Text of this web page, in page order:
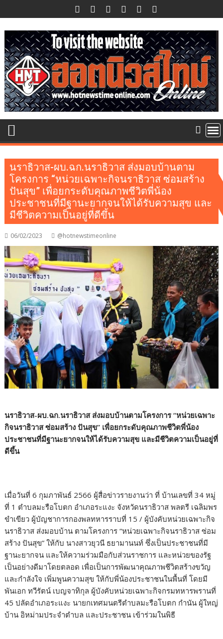
to
content
นราธิวาส-ผบ.ฉก.นราธิวาส ส่งมอบบ้านตาม
โครงการ “หน่วยเฉพาะกิจนราธิวาส ซ่อมสร้าง
ปันสุข” เพื่อยกระดับคุณภาพชีวิตพี่น้อง
ประชาชนที่มีฐานะยากจนให้ได้รับความสุข และ
มีชีวิตความเป็นอยู่ที่ดีขึ้น
06/02/2023 @hotnewstimeonline
นราธิวาส-ผบ.ฉก.นราธิวาส ส่งมอบบ้านตามโครงการ “หน่วยเฉพาะ
กิจนราธิวาส ซ่อมสร้าง ปันสุข” เพื่อยกระดับคุณภาพชีวิตพี่น้อง
ประชาชนที่มีฐานะยากจนให้ได้รับความสุข และมีชีวิตความเป็นอยู่ที่
ดีขึ้น
เมื่อวันที่ 6 กุมภาพันธ์ 2566 ผู้สื่อข่าวรายงานว่า ที่ บ้านเลขที่ 34 หมู่
ที่ 1 ตำบลมะรือโบตก อำเภอระแงะ จังหวัดนราธิวาส พลตรี เฉลิมพร
ขำเขียว ผู้บัญชาการกองพลทหารราบที่ 15 / ผู้บังคับหน่วยเฉพาะกิจ
นราธิวาส ส่งมอบบ้าน ตามโครงการ “หน่วยเฉพาะกิจนราธิวาส ซ่อม
สร้าง ปันสุข” ให้กับ นางสาวยุวนี ธยามานนท์ ซึ่งเป็นประชาชนที่มี
ฐานะยากจน และให้ความร่วมมือกับส่วนราชการ และหน่วยของรัฐ
เป็นอย่างดีมาโดยตลอด เพื่อเป็นการพัฒนาคุณภาพชีวิตสร้างขวัญ
และกำลังใจ เพิ่มพูนความสุข ให้กับพี่น้องประชาชนในพื้นที่ โดยมี
พันเอก ทวีรัตน์ เบญจาทิกุล ผู้บังคับหน่วยเฉพาะกิจกรมทหารพรานที่
45 ปลัดอำเภอระแงะ นายกเทศมนตรีตำบลมะรือโบตก กำนัน ผู้ใหญ่
บ้าน อิหม่ามประจำตำบล และประชาชน เข้าร่วมในพิธี